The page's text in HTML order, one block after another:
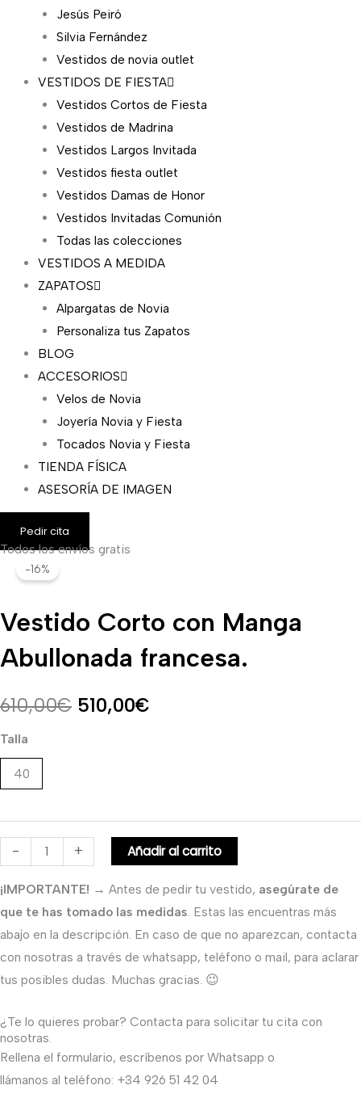
Jesús Peiró
Silvia Fernández
Vestidos de novia outlet
VESTIDOS DE FIESTA
Vestidos Cortos de Fiesta
Vestidos de Madrina
Vestidos Largos Invitada
Vestidos fiesta outlet
Vestidos Damas de Honor
Vestidos Invitadas Comunión
Todas las colecciones
VESTIDOS A MEDIDA
ZAPATOS
Alpargatas de Novia
Personaliza tus Zapatos
BLOG
ACCESORIOS
Velos de Novia
Joyería Novia y Fiesta
Tocados Novia y Fiesta
TIENDA FÍSICA
ASESORÍA DE IMAGEN
Pedir cita
Todos los envíos gratis
-16%
Vestido Corto con Manga
Abullonada francesa.
610,00€
El
original
era:
610,00€.
510,00€
actual
es:
Talla
40
-
Vestido
Corto
Manga
francesa.
+ Añadir al carrito
¡IMPORTANTE! → Antes de pedir tu vestido, asegúrate de
que te has tomado las medidas. Estas las encuentras más
abajo en la descripción. En caso de que no aparezcan, contacta
con nosotras a través de whatsapp, teléfono o mail, para aclarar
tus posibles dudas. Muchas gracias. 😉
¿Te lo quieres probar? Contacta para solicitar tu cita con
nosotras.
Rellena el formulario, escríbenos por Whatsapp o
llámanos al teléfono: +34 926 51 42 04